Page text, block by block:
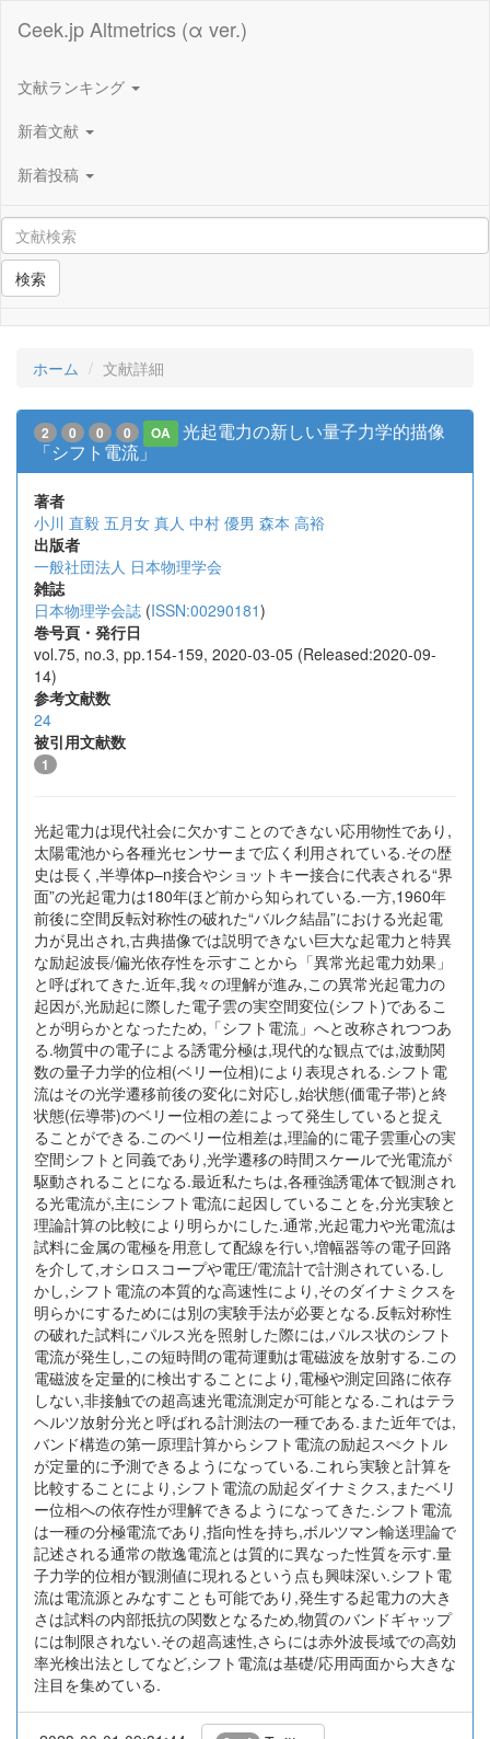
Ceek.jp Altmetrics (α ver.)
文献ランキング
新着文献
新着投稿
検索
ホーム 文献詳細
2 0 0 0 OA
光起電力の新しい量子力学的描像
「シフト電流」
著者
小川 直毅 五月女 真人 中村 優男 森本 高裕
出版者
一般社団法人 日本物理学会
雑誌
日本物理学会誌 (ISSN:00290181)
巻号頁・発行日
vol.75, no.3, pp.154-159, 2020-03-05 (Released:2020-09-
14)
参考文献数
24
被引用文献数
1
光起電力は現代社会に欠かすことのできない応用物性であり,
太陽電池から各種光センサーまで広く利用されている.その歴
史は長く,半導体p–n接合やショットキー接合に代表される“界
面”の光起電力は180年ほど前から知られている.一方,1960年
前後に空間反転対称性の破れた“バルク結晶”における光起電
力が見出され,古典描像では説明できない巨大な起電力と特異
な励起波長/偏光依存性を示すことから「異常光起電力効果」
と呼ばれてきた.近年,我々の理解が進み,この異常光起電力の
起因が,光励起に際した電子雲の実空間変位(シフト)であるこ
とが明らかとなったため,「シフト電流」へと改称されつつあ
る.物質中の電子による誘電分極は,現代的な観点では,波動関
数の量子力学的位相(ベリー位相)により表現される.シフト電
流はその光学遷移前後の変化に対応し,始状態(価電子帯)と終
状態(伝導帯)のベリー位相の差によって発生していると捉え
ることができる.このベリー位相差は,理論的に電子雲重心の実
空間シフトと同義であり,光学遷移の時間スケールで光電流が
駆動されることになる.最近私たちは,各種強誘電体で観測され
る光電流が,主にシフト電流に起因していることを,分光実験と
理論計算の比較により明らかにした.通常,光起電力や光電流は
試料に金属の電極を用意して配線を行い,増幅器等の電子回路
を介して,オシロスコープや電圧/電流計で計測されている.し
かし,シフト電流の本質的な高速性により,そのダイナミクスを
明らかにするためには別の実験手法が必要となる.反転対称性
の破れた試料にパルス光を照射した際には,パルス状のシフト
電流が発生し,この短時間の電荷運動は電磁波を放射する.この
電磁波を定量的に検出することにより,電極や測定回路に依存
しない,非接触での超高速光電流測定が可能となる.これはテラ
ヘルツ放射分光と呼ばれる計測法の一種である.また近年では,
バンド構造の第一原理計算からシフト電流の励起スぺクトル
が定量的に予測できるようになっている.これら実験と計算を
比較することにより,シフト電流の励起ダイナミクス,またベリ
ー位相への依存性が理解できるようになってきた.シフト電流
は一種の分極電流であり,指向性を持ち,ボルツマン輸送理論で
記述される通常の散逸電流とは質的に異なった性質を示す.量
子力学的位相が観測値に現れるという点も興味深い.シフト電
流は電流源とみなすことも可能であり,発生する起電力の大き
さは試料の内部抵抗の関数となるため,物質のバンドギャップ
には制限されない.その超高速性,さらには赤外波長域での高効
率光検出法としてなど,シフト電流は基礎/応用両面から大きな
注目を集めている.